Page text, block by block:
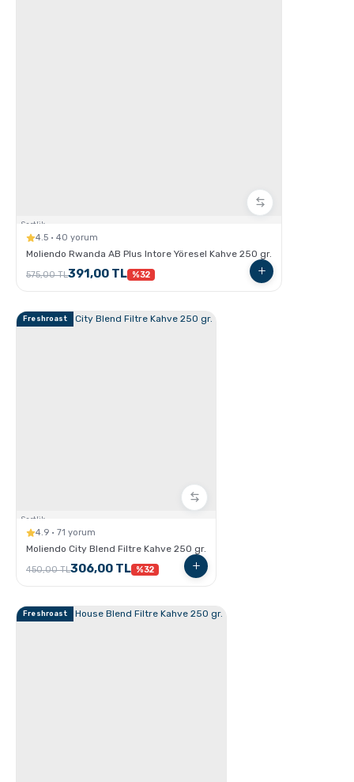
GROSCHE Milano Moka pot ile Espresso Nasıl
Sertlik:
4.5 · 40 yorum
Moliendo Rwanda AB Plus Intore Yöresel Kahve 250 gr.
575,00 TL391,00 TL %32
Freshroast
Sertlik:
4.9 · 71 yorum
Moliendo City Blend Filtre Kahve 250 gr.
450,00 TL306,00 TL %32
Freshroast